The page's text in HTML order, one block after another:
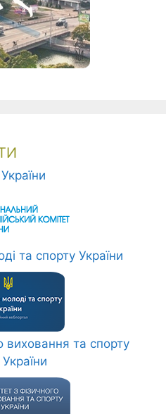
та спорту України
виховання та спорту